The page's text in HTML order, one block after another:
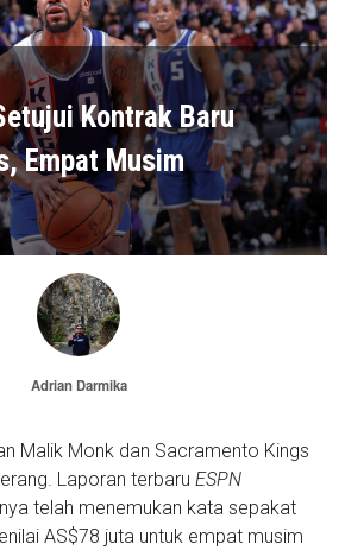
Kontrak Baru
Empat Musim
Adrian Darmika
Malik Monk dan Sacramento Kings
Laporan terbaru ESPN
telah menemukan kata sepakat
AS$78 juta untuk empat musim